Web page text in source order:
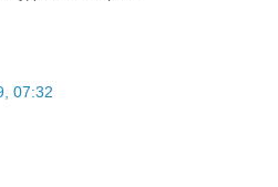
07:32